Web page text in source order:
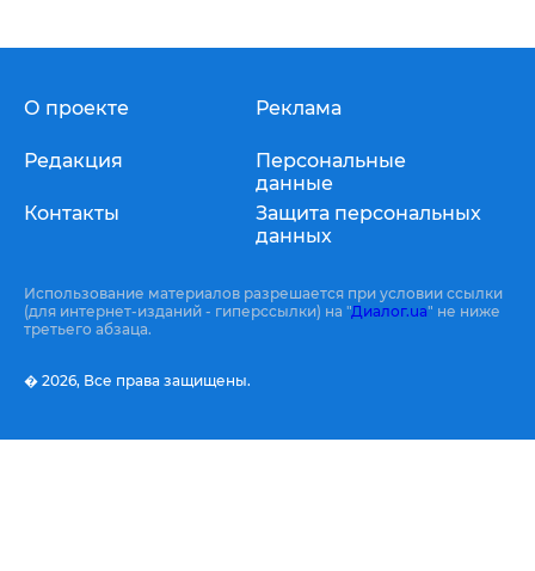
О проекте
Редакция
Контакты
Реклама
Персональные
данные
Защита персональных
данных
Использование материалов разрешается при условии ссылки
(для интернет-изданий - гиперссылки) на "Диалог.ua" не ниже
третьего абзаца.
� 2026, Все права защищены.